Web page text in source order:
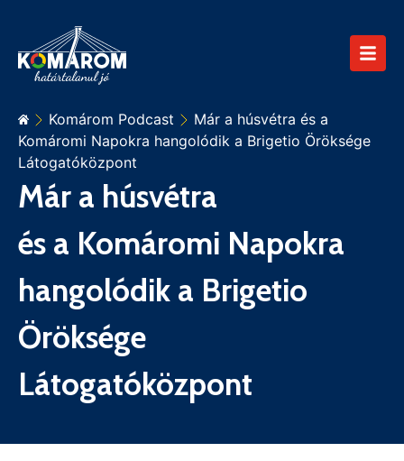
Komárom Podcast
Már a húsvétra és a
Komáromi Napokra hangolódik a Brigetio Öröksége
Látogatóközpont
Már a húsvétra
és a Komáromi Napokra
hangolódik a Brigetio
Öröksége
Látogatóközpont